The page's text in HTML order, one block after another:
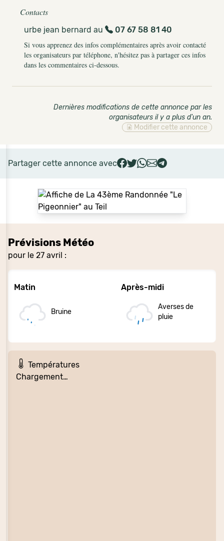
Prévisions Météo
pour le 27 avril :
Matin
Bruine
Après-midi
Averses de
pluie
Températures
Chargement…
Contacts
urbe jean bernard au
07 67 58 81 40
Si vous apprenez des infos complémentaires après avoir contacté
les organisateurs par téléphone, n'hésitez pas à partager ces infos
dans les commentaires ci-dessous.
Dernières modifications de cette annonce par les
organisateurs il y a plus d'un an.
Modifier cette annonce
Partager cette annonce avec